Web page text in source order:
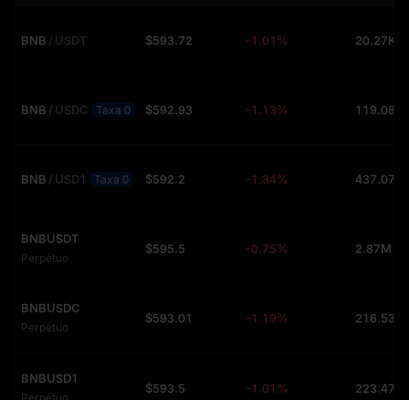
BNB / USDT $593.72 -1.01% 20.27K
BNB / USDC Taxa 0 $592.93 -1.13% 119.08
BNB / USD1 Taxa 0 $592.2 -1.34% 437.07
BNBUSDT
Perpétuo
$595.5 -0.75% 2.87M
BNBUSDC
Perpétuo
$593.01 -1.19%
BNBUSD1
$593.5 -1.01%